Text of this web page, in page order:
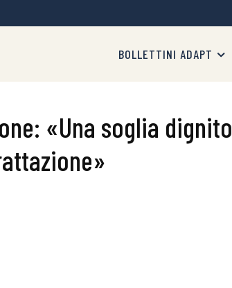
BOLLETTINI ADAPT
«Una soglia